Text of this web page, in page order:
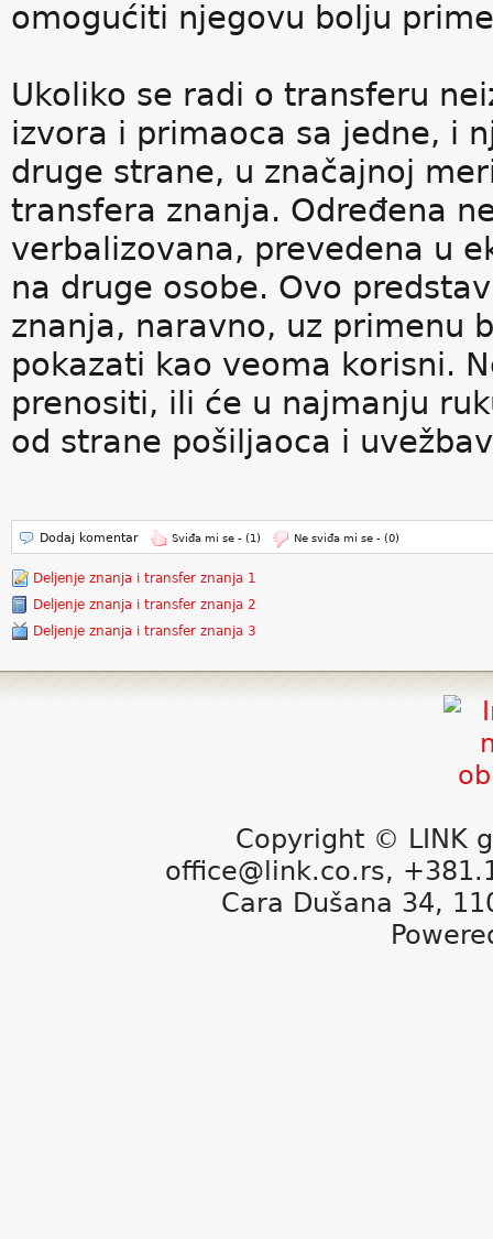
omogućiti njegovu bolju
Ukoliko se radi o transferu
izvora i primaoca sa jedne, i
druge strane, u značajnoj
transfera znanja. Određena
verbalizovana, prevedena u
na druge osobe. Ovo
znanja, naravno, uz primenu
pokazati kao veoma korisni.
prenositi, ili će u najmanju
od strane pošiljaoca i
Dodaj komentar Sviđa mi se - (1) Ne sviđa mi se - (0)
Deljenje znanja i transfer znanja 1
Deljenje znanja i transfer znanja 2
Deljenje znanja i transfer znanja 3
Copyright © LINK
office@link.co.rs,
Cara Dušana 34,